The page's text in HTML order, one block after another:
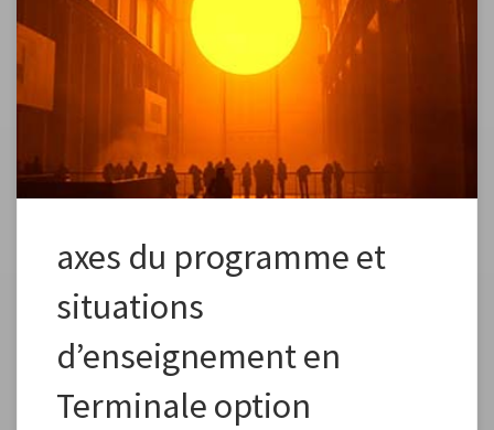
axes du programme et
situations
d’enseignement en
Terminale option